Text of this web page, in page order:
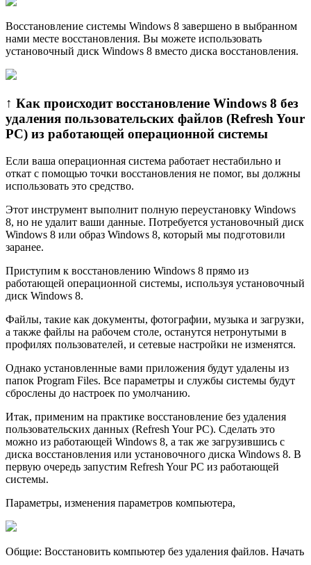
Восстановление системы Windows 8 завершено в выбранном
нами месте восстановления. Вы можете использовать
установочный диск Windows 8 вместо диска восстановления.
↑ Как происходит восстановление Windows 8 без
удаления пользовательских файлов (Refresh Your
PC) из работающей операционной системы
Если ваша операционная система работает нестабильно и
откат с помощью точки восстановления не помог, вы должны
использовать это средство.
Этот инструмент выполнит полную переустановку Windows
8, но не удалит ваши данные. Потребуется установочный диск
Windows 8 или образ Windows 8, который мы подготовили
заранее.
Приступим к восстановлению Windows 8 прямо из
работающей операционной системы, используя установочный
диск Windows 8.
Файлы, такие как документы, фотографии, музыка и загрузки,
а также файлы на рабочем столе, останутся нетронутыми в
профилях пользователей, и сетевые настройки не изменятся.
Однако установленные вами приложения будут удалены из
папок Program Files. Все параметры и службы системы будут
сброслены до настроек по умолчанию.
Итак, применим на практике восстановление без удаления
пользовательских данных (Refresh Your PC). Сделать это
можно из работающей Windows 8, а так же загрузившись с
диска восстановления или установочного диска Windows 8. В
первую очередь запустим Refresh Your PC из работающей
системы.
Параметры, изменения параметров компьютера,
Общие: Восстановить компьютер без удаления файлов. Начать